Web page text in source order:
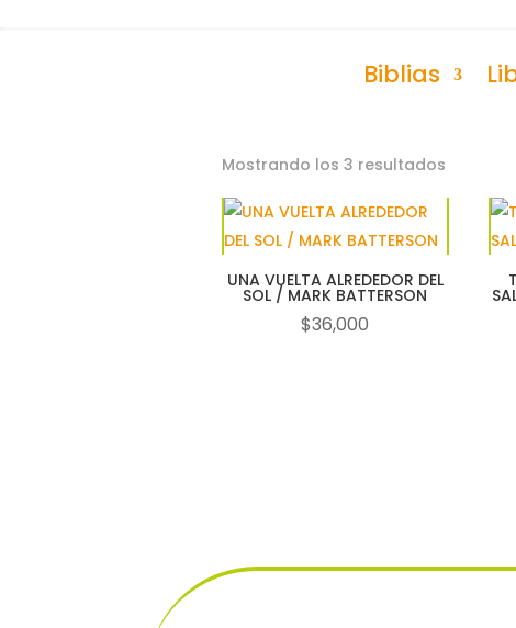
Biblias
Mostrando los 3 resultadosOrdenado
últimos
UNA VUELTA ALREDEDOR DEL
SOL / MARK BATTERSON
$36,000